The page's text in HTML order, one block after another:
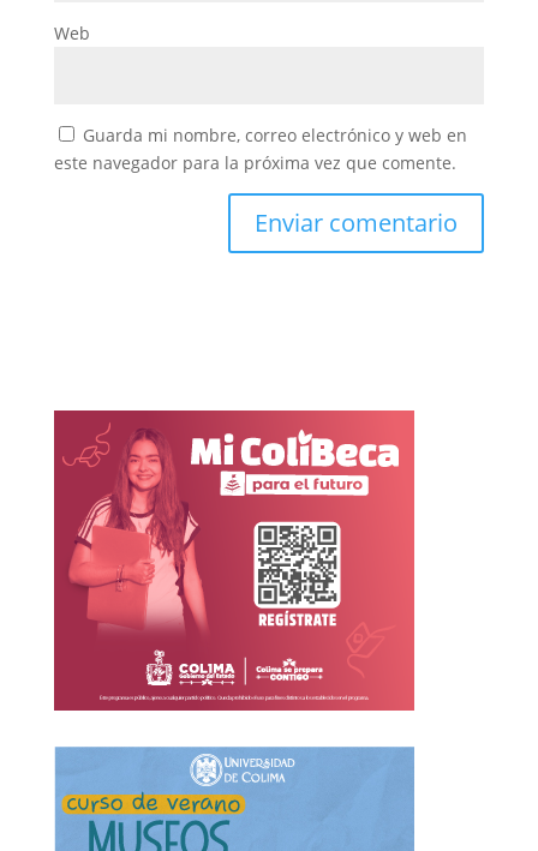
Web
Guarda mi nombre, correo electrónico y web en
este navegador para la próxima vez que comente.